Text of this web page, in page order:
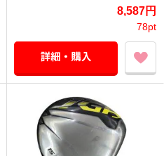
8,587円
78pt